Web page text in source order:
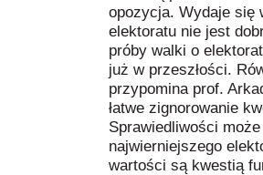
opozycja. Wydaje się
elektoratu nie jest
próby walki o
już w przeszłości.
przypomina prof.
łatwe zignorowanie
Sprawiedliwości
najwierniejszego
wartości są kwestią